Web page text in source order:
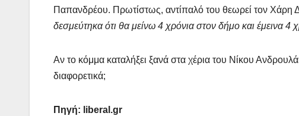
Παπανδρέου. Πρωτίστως, αντίπαλό του θεωρεί τον Χάρη
δεσμεύτηκα ότι θα μείνω 4 χρόνια στον δήμο και έμεινα 4
Αν το κόμμα καταλήξει ξανά στα χέρια του Νίκου
διαφορετικά;
Πηγή: liberal.gr